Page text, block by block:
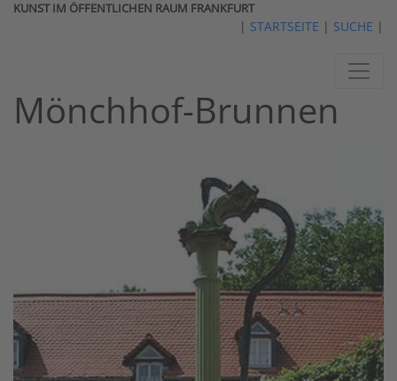
KUNST IM ÖFFENTLICHEN RAUM FRANKFURT
| STARTSEITE | SUCHE |
Mönchhof-Brunnen